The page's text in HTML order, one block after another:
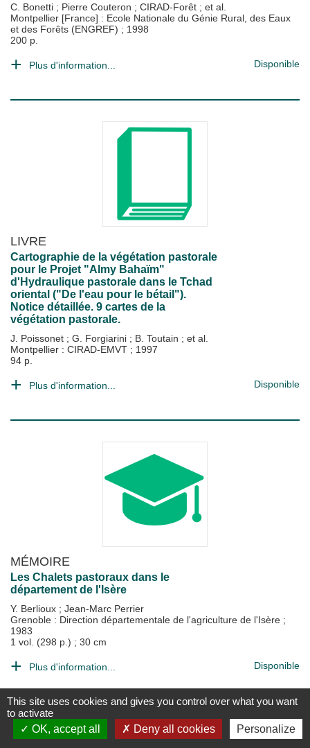
C. Bonetti ; Pierre Couteron ; CIRAD-Forêt ; et al.
Montpellier [France] : Ecole Nationale du Génie Rural, des Eaux
et des Forêts (ENGREF) ; 1998
200 p.
Plus d'information... Disponible
LIVRE
Cartographie de la végétation pastorale
pour le Projet "Almy Bahaïm"
d'Hydraulique pastorale dans le Tchad
oriental ("De l'eau pour le bétail").
Notice détaillée. 9 cartes de la
végétation pastorale.
J. Poissonet ; G. Forgiarini ; B. Toutain ; et al.
Montpellier : CIRAD-EMVT ; 1997
94 p.
Plus d'information... Disponible
MÉMOIRE
Les Chalets pastoraux dans le
département de l'Isère
Y. Berlioux ; Jean-Marc Perrier
Grenoble : Direction départementale de l'agriculture de l'Isère ;
1983
1 vol. (298 p.) ; 30 cm
Plus d'information... Disponible
This site uses cookies and gives you control over what you want
to activate
OK, accept all
Deny all cookies Personalize